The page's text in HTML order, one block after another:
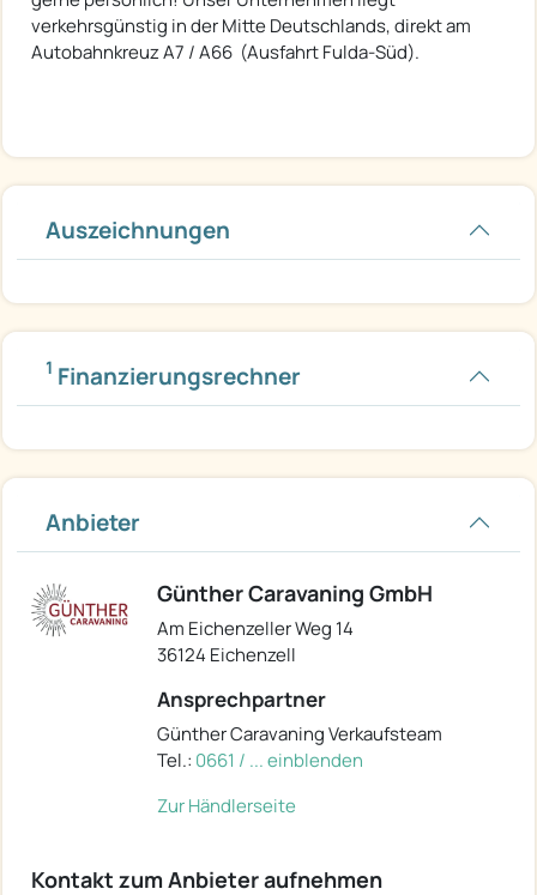
verkehrsgünstig in der Mitte Deutschlands, direkt am
Autobahnkreuz A7 / A66 (Ausfahrt Fulda-Süd).
Auszeichnungen
1 Finanzierungsrechner
Anbieter
Günther Caravaning GmbH
Am Eichenzeller Weg 14
36124 Eichenzell
Ansprechpartner
Günther Caravaning Verkaufsteam
Tel.: 0661 / ... einblenden
Zur Händlerseite
Kontakt zum Anbieter aufnehmen